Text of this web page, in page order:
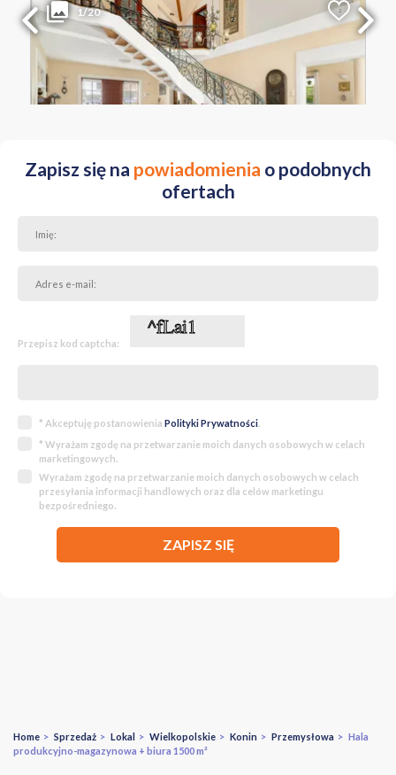
Otoczenie przemysłowe sprzyja działalności produkcyjnej i
logistycznej. Teren z rozwiniętą infrastrukturą i dużym potencjałem
inwestycyjnym. Brak ograniczeń związanych z działalnością.
1/20Liczba pokoi Powierzchnia
241.99 m2
Cena za m2
13 199 PLN
WIELKOPOLSKIE poznański ul. Poznańska
Zapisz się na powiadomienia o podobnych
ofertach
Przepisz kod captcha:
* Akceptuję postanowienia Polityki Prywatności.
* Wyrażam zgodę na przetwarzanie moich danych osobowych w celach
marketingowych.
Wyrażam zgodę na przetwarzanie moich danych osobowych w celach
przesyłania informacji handlowych oraz dla celów marketingu
bezpośredniego.
ZAPISZ SIĘ
Home > Sprzedaż > Lokal > Wielkopolskie > Konin > Przemysłowa > Hala
produkcyjno-magazynowa + biura 1500 m²